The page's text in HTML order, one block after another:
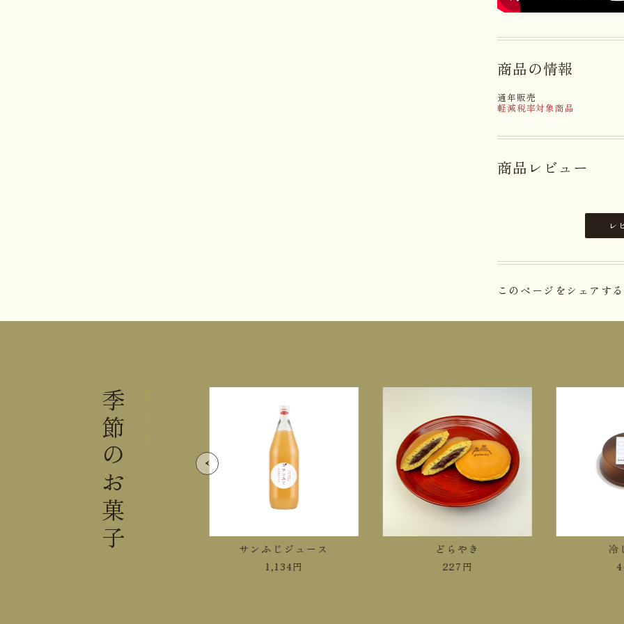
商品の情報
通年販売
軽減税率対象商品
商品レビュー
レ
このページをシェアする
Seasonal
季節の
お菓子
紅玉ジュース サンふじジュース
1,134円
どらやき
227 円
冷